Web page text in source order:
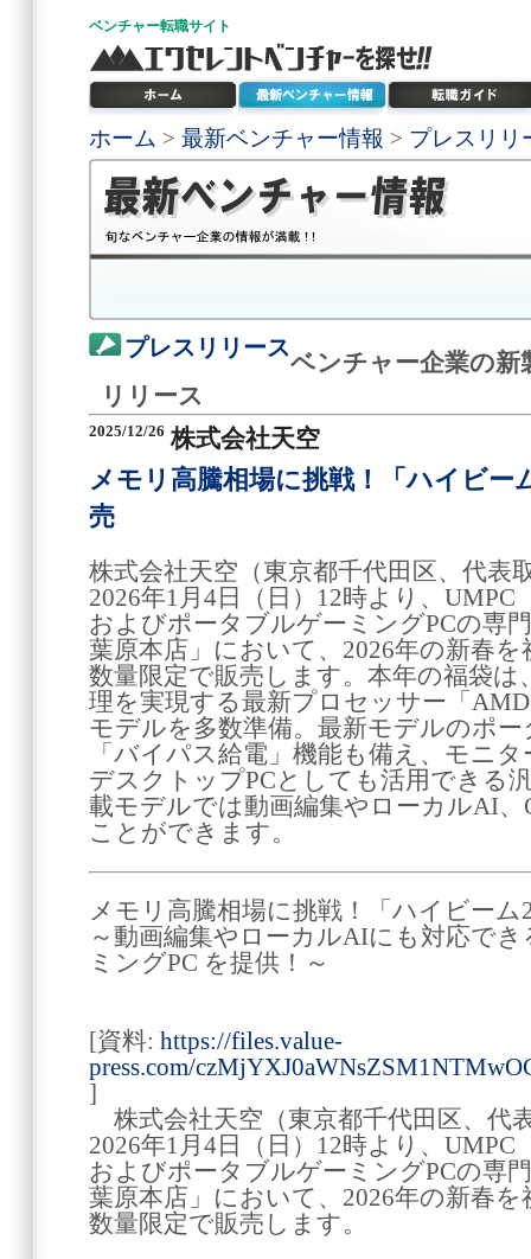
ベンチャー転職サイト
ホーム > 最新ベンチャー情報 > プレスリリ
プレスリリース
ベンチャー企業の新
リリース
2025/12/26 株式会社天空
メモリ高騰相場に挑戦！「ハイビー
売
株式会社天空（東京都千代田区、代表
2026年1月4日（日）12時より、
およびポータブルゲーミングPCの専
葉原本店」において、2026年の新春を
数量限定で販売します。本年の福袋は
理を実現する最新プロセッサー「
モデルを多数準備。最新モデルのポ
「バイパス給電」機能も備え、モニ
デスクトップPCとしても活用できる
載モデルでは動画編集やローカルAI
ことができます。
メモリ高騰相場に挑戦！「ハイビーム
～動画編集やローカルAIにも対応で
ミングPC を提供！～
[資料: https://files.value-
press.com/
]
株式会社天空（東京都千代田区、代
2026年1月4日（日）12時より、
およびポータブルゲーミングPCの専
葉原本店」において、2026年の新春を
数量限定で販売します。